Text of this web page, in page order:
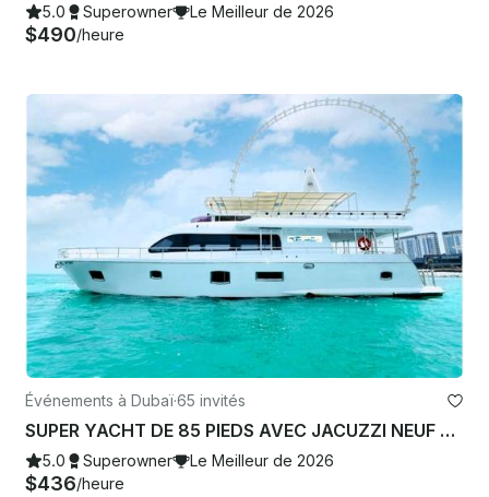
5.0 Superowner Le Meilleur de 2026
$490/heure
Événements à Dubaï·65 invités
SUPER YACHT DE 85 PIEDS AVEC JACUZZI NEUF ET LUXE POUVANT ACCUEILLIR JUSQU'À 70 PERSONNES DANS LA MARINA DE DUBAÏ
5.0 Superowner Le Meilleur de 2026
$436/heure